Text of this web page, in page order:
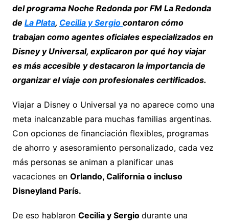
del programa Noche Redonda por FM La Redonda
de La Plata, Cecilia y Sergio contaron cómo
trabajan como agentes oficiales especializados en
Disney y Universal, explicaron por qué hoy viajar
es más accesible y destacaron la importancia de
organizar el viaje con profesionales certificados.
Viajar a Disney o Universal ya no aparece como una
meta inalcanzable para muchas familias argentinas.
Con opciones de financiación flexibles, programas
de ahorro y asesoramiento personalizado, cada vez
más personas se animan a planificar unas
vacaciones en Orlando, California o incluso
Disneyland París.
De eso hablaron Cecilia y Sergio durante una